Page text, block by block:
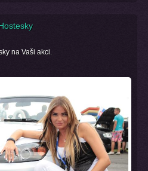
na Vaši akci.